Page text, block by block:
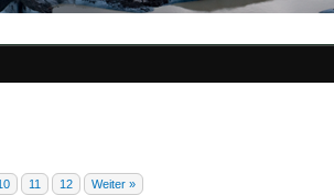
11 12 Weiter »